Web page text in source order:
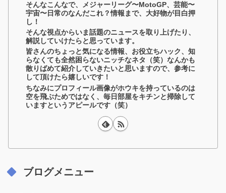
そんなこんなで、メジャーリーグ〜MotoGP、芸能〜
宇宙〜日常のなんだこれ？情報まで、大好物が目白押
し！
そんな視点からいま話題のニュースを取り上げたり、
解説していけたらと思っています。
皆さんのちょっと気になる情報、お役立ちハック、知
らなくても全然困らないニッチなネタ（笑）なんかも
散りばめて紹介していきたいと思いますので、参考に
して頂けたら嬉しいです！
ちなみにプロフィール画像がホウキを持っているのは
空を飛ぶためではなく、毎日部屋をキチンと掃除して
いますというアピールです（笑）
ブログメニュー